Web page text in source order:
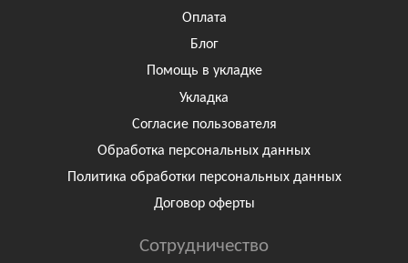
Оплата
Блог
Помощь в укладке
Укладка
Согласие пользователя
Обработка персональных данных
Политика обработки персональных данных
Договор оферты
Сотрудничество